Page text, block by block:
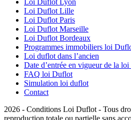
Loi Duflot Lyon
Loi Duflot Lille
Loi Duflot Paris
Loi Duflot Marseille
Loi Duflot Bordeaux
Programmes immobiliers loi
Loi duflot dans l’ancien
Date d’entrée en vigueur de la
FAQ loi Duflot
Simulation loi duflot
Contact
2026 - Conditions Loi Duflot - Tous
reproduction totale ou partielle sans